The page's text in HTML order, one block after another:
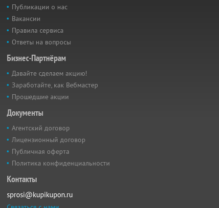
Публикации о нас
Вакансии
Правила сервиса
Ответы на вопросы
Бизнес-Партнёрам
Давайте сделаем акцию!
Заработайте, как Вебмастер
Прошедшие акции
Документы
Агентский договор
Лицензионный договор
Публичная оферта
Политика конфиденциальности
Контакты
sprosi@kupikupon.ru